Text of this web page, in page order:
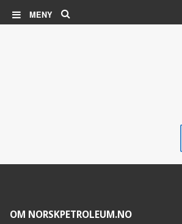
MENY
OM NORSKPETROLEUM.NO